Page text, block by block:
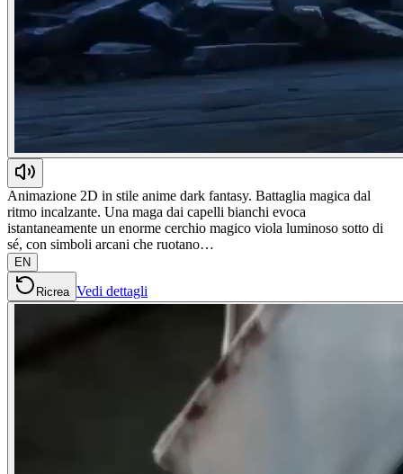
Animazione 2D in stile anime dark fantasy. Battaglia magica dal
ritmo incalzante. Una maga dai capelli bianchi evoca
istantaneamente un enorme cerchio magico viola luminoso sotto di
sé, con simboli arcani che ruotano…
EN
Ricrea Vedi dettagli